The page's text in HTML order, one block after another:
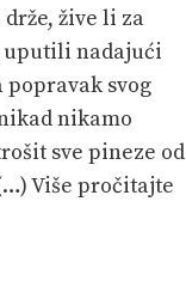
žive li za
uputili nadajući
popravak svog
nikamo
sve pineze od
Više pročitajte